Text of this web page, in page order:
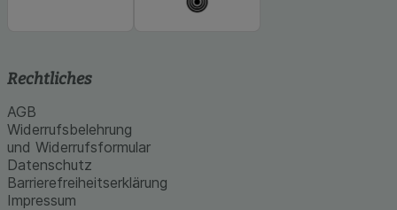
Rechtliches
AGB
Widerrufsbelehrung
und Widerrufsformular
Datenschutz
Barrierefreiheitserklärung
Impressum